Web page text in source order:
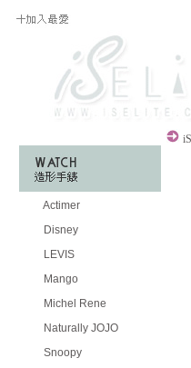
Actimer
Disney
LEVIS
Mango
Michel Rene
Naturally JOJO
Snoopy